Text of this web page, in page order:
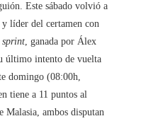
Este sábado volvió a
líder del certamen con
sprint, ganada por Álex
último intento de vuelta
domingo (08:00h,
tiene a 11 puntos al
Malasia, ambos disputan